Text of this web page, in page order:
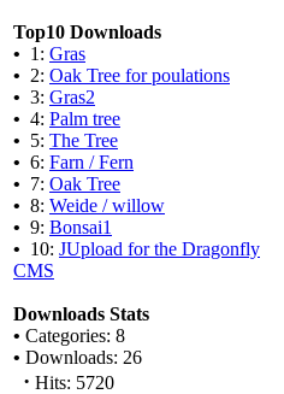
Top10 Downloads
• 1: Gras
• 2: Oak Tree for poulations
• 3: Gras2
• 4: Palm tree
• 5: The Tree
• 6: Farn / Fern
• 7: Oak Tree
• 8: Weide / willow
• 9: Bonsai1
• 10: JUpload for the Dragonfly
CMS
Downloads Stats
• Categories: 8
• Downloads: 26
· Hits: 5720